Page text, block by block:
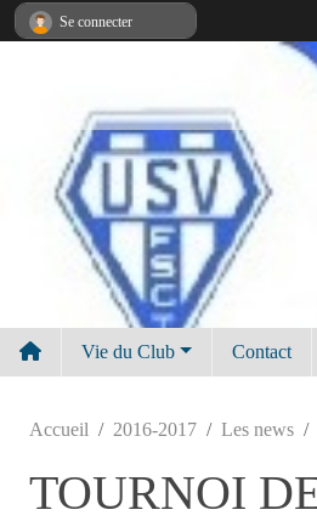
Vie du Club Contact
Accueil 2016-2017 Les news
TOURNOI
Se connecter
Panneau de gestion des cookies